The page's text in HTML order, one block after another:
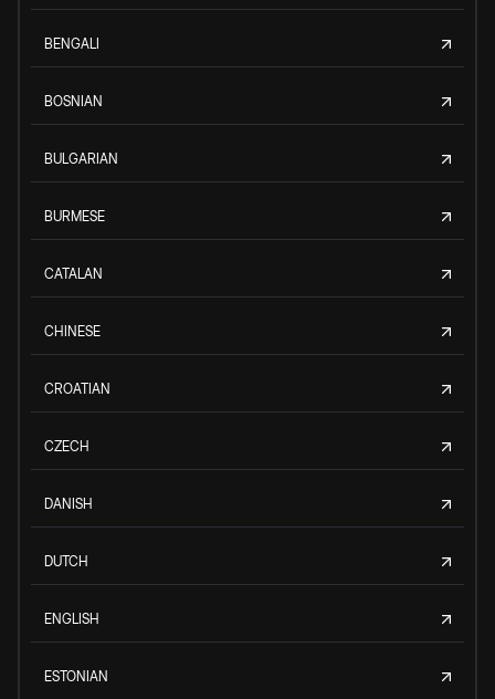
BENGALI
BOSNIAN
BULGARIAN
BURMESE
CATALAN
CHINESE
CROATIAN
CZECH
DANISH
DUTCH
ENGLISH
ESTONIAN